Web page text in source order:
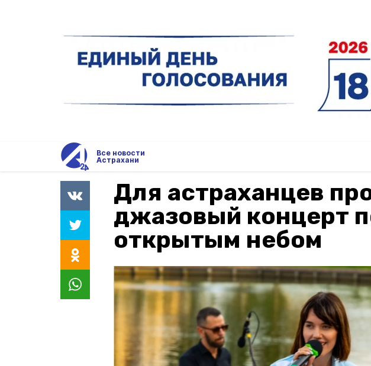
Все новости
Астрахани
Для астраханцев
джазовый концерт
открытым небом